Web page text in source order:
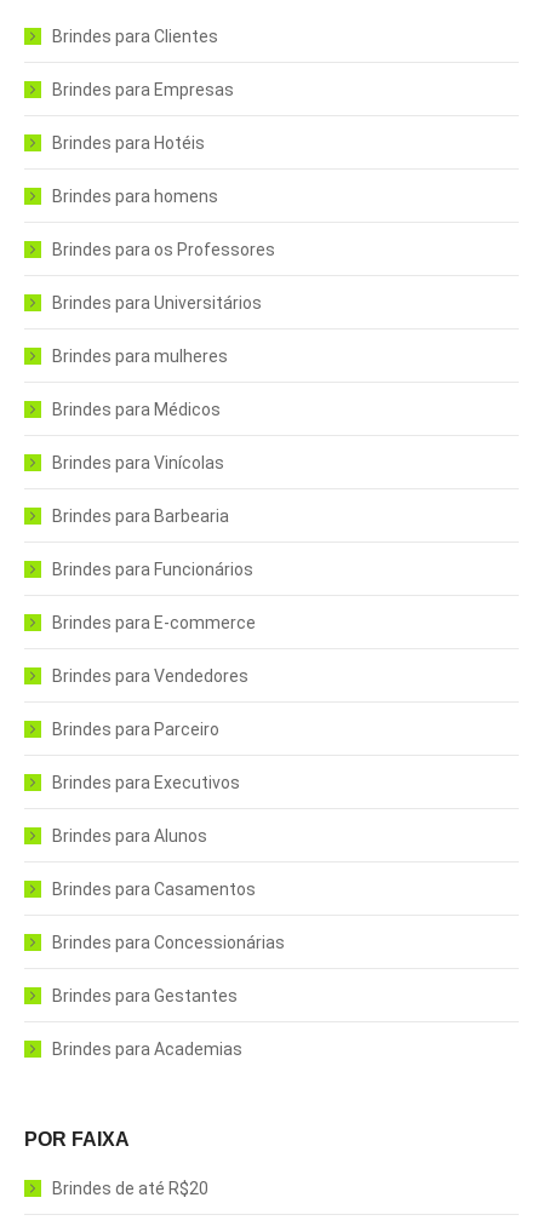
Brindes para Clientes
Brindes para Empresas
Brindes para Hotéis
Brindes para homens
Brindes para os Professores
Brindes para Universitários
Brindes para mulheres
Brindes para Médicos
Brindes para Vinícolas
Brindes para Barbearia
Brindes para Funcionários
Brindes para E-commerce
Brindes para Vendedores
Brindes para Parceiro
Brindes para Executivos
Brindes para Alunos
Brindes para Casamentos
Brindes para Concessionárias
Brindes para Gestantes
Brindes para Academias
POR FAIXA
Brindes de até R$20